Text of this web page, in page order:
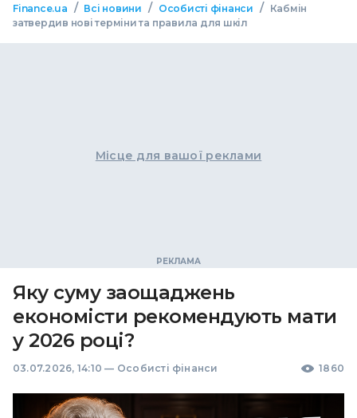
Finance.ua / Всі новини / Особисті фінанси /
Кабмін
затвердив нові терміни та правила для шкіл
Місце для вашої реклами
Яку суму заощаджень
економісти рекомендують мати
у 2026 році?
03.07.2026, 14:10 — Особисті фінанси 1860